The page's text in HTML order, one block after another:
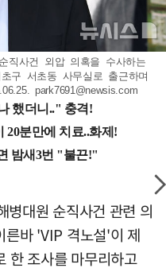
직사건 외압 의혹을 수사하는
구 서초동 사무실로 출근하며
park7691@newsis.com
병대원 순직사건 관련 의
른바 'VIP 격노설'이 제
한 조사를 마무리하고